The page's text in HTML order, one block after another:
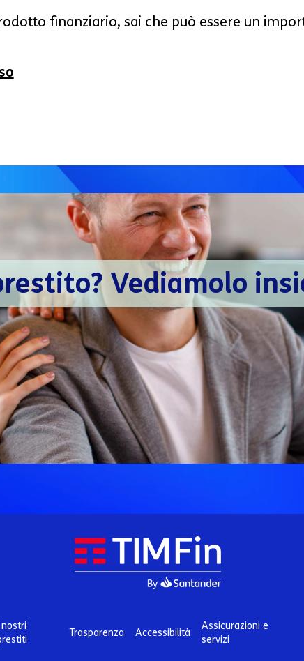
finanziario, sai che può essere un
Vediamolo
I nostri
Trasparenza Accessibilità
Assicurazioni e
servizi